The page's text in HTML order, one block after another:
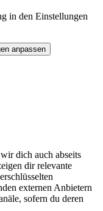
in den Einstellungen
anpassen
dich auch abseits
dir relevante
externen Anbietern
sofern du deren